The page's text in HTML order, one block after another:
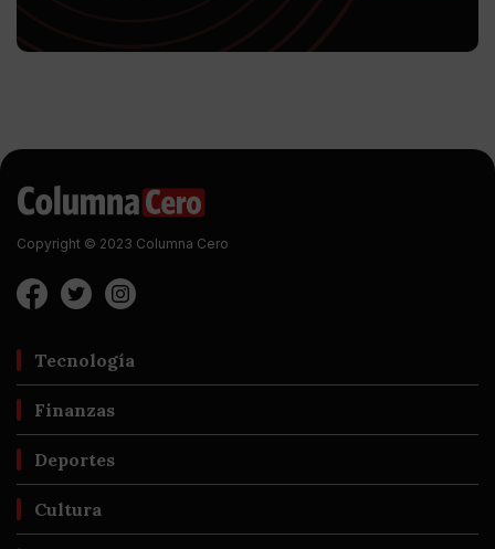
Copyright © 2023 Columna Cero
Tecnología
Finanzas
Deportes
Cultura